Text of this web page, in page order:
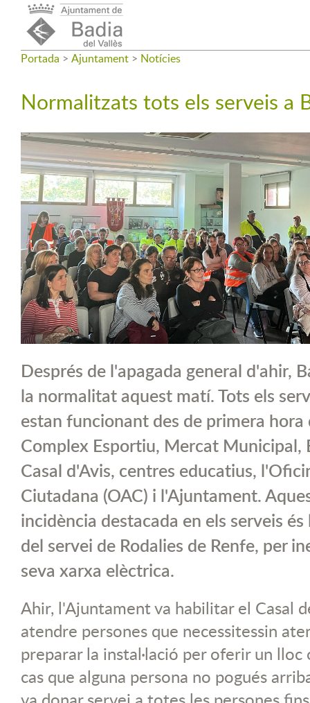
Portada > Ajuntament > Notícies
Normalitzats tots els serveis a
Després de l'apagada general d'ahir,
la normalitat aquest matí. Tots els
estan funcionant des de primera hora
Complex Esportiu, Mercat Municipal,
Casal d'Avis, centres educatius,
Ciutadana (OAC) i l'Ajuntament.
incidència destacada en els serveis
del servei de Rodalies de Renfe, per
seva xarxa elèctrica.
Ahir, l'Ajuntament va habilitar el Casal
atendre persones que necessitessin
preparar la instal·lació per oferir un
cas que alguna persona no pogués